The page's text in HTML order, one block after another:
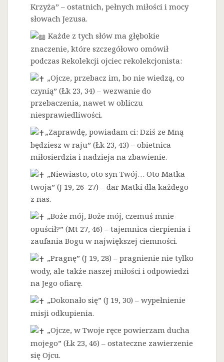
Krzyża” – ostatnich, pełnych miłości i mocy
słowach Jezusa.
Każde z tych słów ma głębokie
znaczenie, które szczegółowo omówił
podczas Rekolekcji ojciec rekolekcjonista:
„Ojcze, przebacz im, bo nie wiedzą, co
czynią” (Łk 23, 34) – wezwanie do
przebaczenia, nawet w obliczu
niesprawiedliwości.
„Zaprawdę, powiadam ci: Dziś ze Mną
będziesz w raju” (Łk 23, 43) – obietnica
miłosierdzia i nadzieja na zbawienie.
„Niewiasto, oto syn Twój… Oto Matka
twoja” (J 19, 26–27) – dar Matki dla każdego
z nas.
„Boże mój, Boże mój, czemuś mnie
opuścił?” (Mt 27, 46) – tajemnica cierpienia i
zaufania Bogu w największej ciemności.
„Pragnę” (J 19, 28) – pragnienie nie tylko
wody, ale także naszej miłości i odpowiedzi
na Jego ofiarę.
„Dokonało się” (J 19, 30) – wypełnienie
misji odkupienia.
„Ojcze, w Twoje ręce powierzam ducha
mojego” (Łk 23, 46) – ostateczne zawierzenie
się Ojcu.